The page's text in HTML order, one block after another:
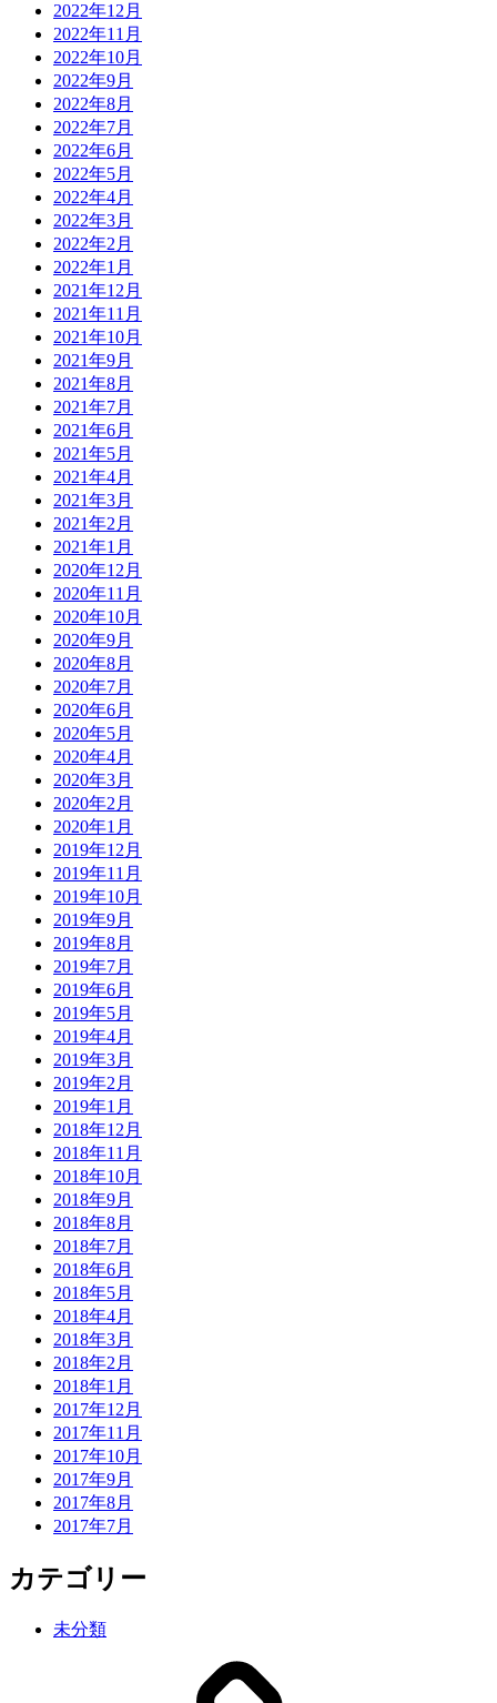
2022年12月
2022年11月
2022年10月
2022年9月
2022年8月
2022年7月
2022年6月
2022年5月
2022年4月
2022年3月
2022年2月
2022年1月
2021年12月
2021年11月
2021年10月
2021年9月
2021年8月
2021年7月
2021年6月
2021年5月
2021年4月
2021年3月
2021年2月
2021年1月
2020年12月
2020年11月
2020年10月
2020年9月
2020年8月
2020年7月
2020年6月
2020年5月
2020年4月
2020年3月
2020年2月
2020年1月
2019年12月
2019年11月
2019年10月
2019年9月
2019年8月
2019年7月
2019年6月
2019年5月
2019年4月
2019年3月
2019年2月
2019年1月
2018年12月
2018年11月
2018年10月
2018年9月
2018年8月
2018年7月
2018年6月
2018年5月
2018年4月
2018年3月
2018年2月
2018年1月
2017年12月
2017年11月
2017年10月
2017年9月
2017年8月
2017年7月
カテゴリー
未分類